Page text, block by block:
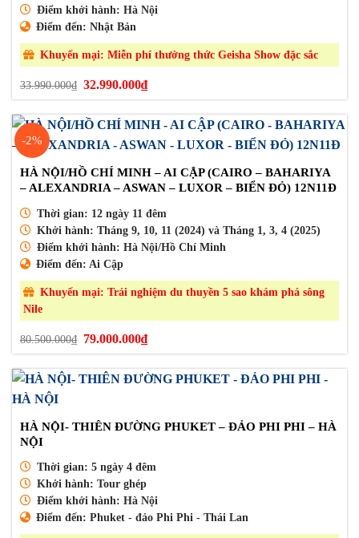
Điểm khởi hành: Hà Nội
Điểm đến: Nhật Bản
Khuyến mại: Miễn phí thưởng thức Geisha Show đặc sắc
33.990.000₫
Giá
gốc
là:
33.990.000₫.
32.990.000₫Giá
hiện
tại
là:
32.990.000₫.
-2%
HÀ NỘI/HỒ CHÍ MINH – AI CẬP (CAIRO – BAHARIYA
– ALEXANDRIA – ASWAN – LUXOR – BIỂN ĐỎ) 12N11Đ
Thời gian: 12 ngày 11 đêm
Khởi hành: Tháng 9, 10, 11 (2024) và Tháng 1, 3, 4 (2025)
Điểm khởi hành: Hà Nội/Hồ Chí Minh
Điểm đến: Ai Cập
Khuyến mại: Trải nghiệm du thuyền 5 sao khám phá sông
Nile
80.500.000₫
Giá
gốc
là:
80.500.000₫.
79.000.000₫Giá
hiện
tại
là:
79.000.000₫.
HÀ NỘI- THIÊN ĐƯỜNG PHUKET – ĐẢO PHI PHI – HÀ
NỘI
Thời gian: 5 ngày 4 đêm
Khởi hành: Tour ghép
Điểm khởi hành: Hà Nội
Điểm đến: Phuket - đảo Phi Phi - Thái Lan